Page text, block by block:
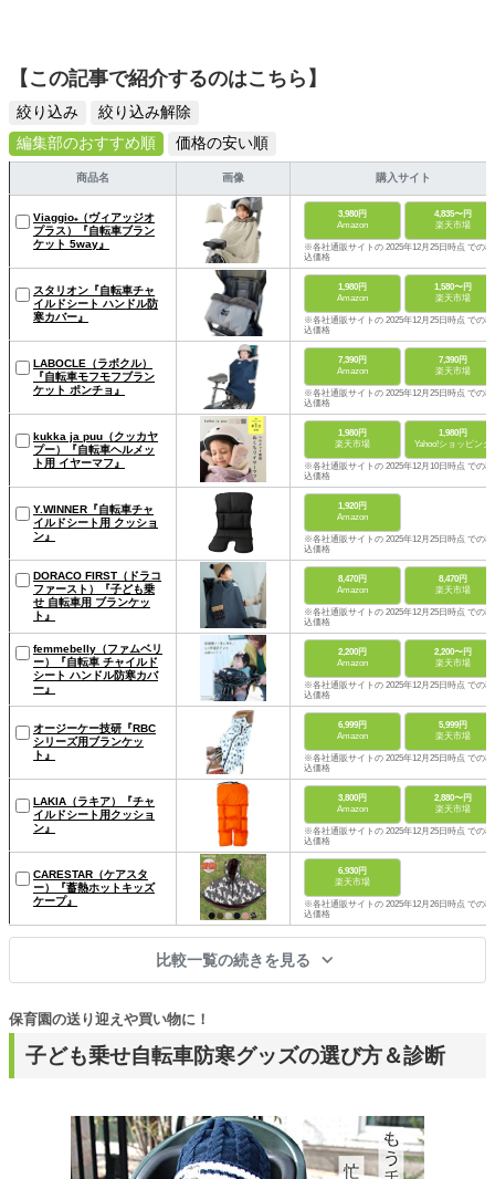
【この記事で紹介するのはこちら】
絞り込み
絞り込み解除
編集部のおすすめ順
価格の安い順
商品名 画像 購入サイト
Viaggio₊（ヴィアッジオ
プラス）『自転車ブラン
ケット 5way』
3,980円
Amazon
4,835〜円
楽天市場
※各社通販サイトの 2025年12月25日時点 での税
込価格
スタリオン『自転車チャ
イルドシート ハンドル防
寒カバー』
1,980円
Amazon
1,580〜円
楽天市場
※各社通販サイトの 2025年12月25日時点 での税
込価格
LABOCLE（ラボクル）
『自転車モフモフブラン
ケット ポンチョ』
7,390円
Amazon
7,390円
楽天市場
※各社通販サイトの 2025年12月25日時点 での税
込価格
kukka ja puu（クッカヤ
プー）『自転車ヘルメッ
ト用 イヤーマフ』
1,980円
楽天市場
1,980円
Yahoo!ショッピング
※各社通販サイトの 2025年12月10日時点 での税
込価格
Y.WINNER『自転車チャ
イルドシート用 クッショ
ン』
1,920円
Amazon
※各社通販サイトの 2025年12月25日時点 での税
込価格
DORACO FIRST（ドラコ
ファースト）『子ども乗
せ 自転車用 ブランケッ
ト』
8,470円
Amazon
8,470円
楽天市場
※各社通販サイトの 2025年12月25日時点 での税
込価格
femmebelly（ファムベリ
ー）『自転車 チャイルド
シート ハンドル防寒カバ
ー』
2,200円
Amazon
2,200〜円
楽天市場
※各社通販サイトの 2025年12月25日時点 での税
込価格
オージーケー技研『RBC
シリーズ用ブランケッ
ト』
6,999円
Amazon
5,999円
楽天市場
※各社通販サイトの 2025年12月25日時点 での税
込価格
LAKIA（ラキア）『チャ
イルドシート用クッショ
ン』
3,800円
Amazon
2,880〜円
楽天市場
※各社通販サイトの 2025年12月25日時点 での税
込価格
CARESTAR（ケアスタ
ー）『蓄熱ホットキッズ
ケープ』
6,930円
楽天市場
※各社通販サイトの 2025年12月26日時点 での税
込価格
比較一覧の続きを見る
子ども乗せ自転車防寒グッズの選び方＆診断
保育園の送り迎えや買い物に！